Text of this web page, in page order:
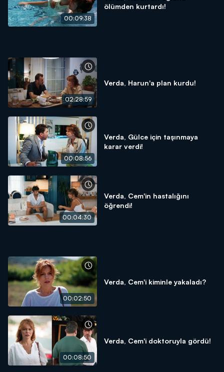
00:09:38
ölümden kurtardı!
02:28:59
Verda, Harun'a plan kurdu!
00:08:56
Verda, Gülce için taşınmaya
karar verdi!
00:04:30
Verda, Cem'in hastalığını
öğrendi!
00:02:50
Verda, Cem'i kiminle yakaladı?
00:08:50
Verda, Cem'i doktoruyla gördü!